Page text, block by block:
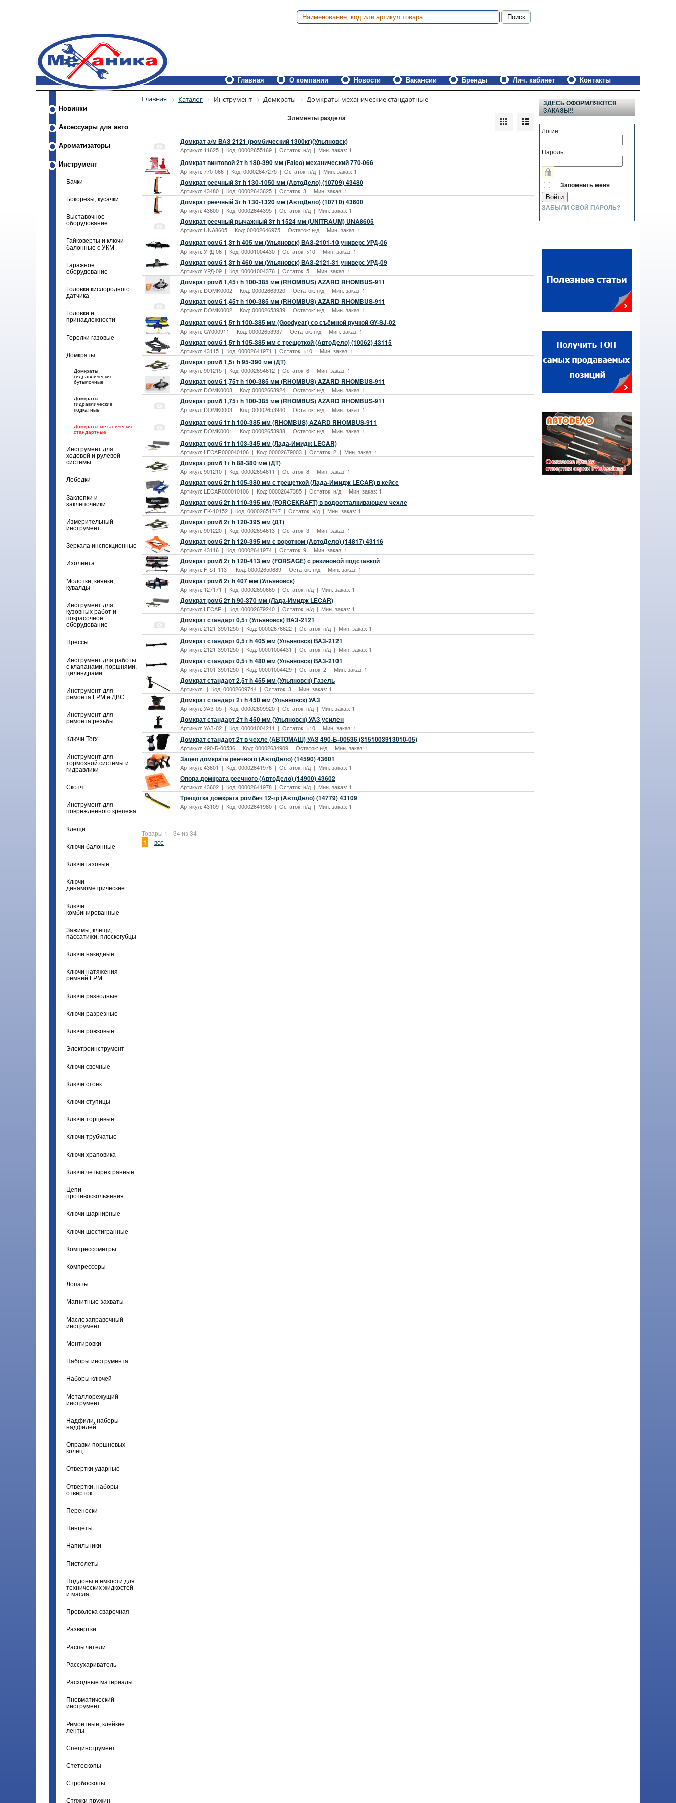
Главная О компании Новости Вакансии Бренды Лич. кабинет Контакты
Новинки
Аксессуары для авто
Ароматизаторы
Инструмент
Бачки
Бокорезы, кусачки
Выставочное
оборудование
Гайковерты и ключи
балонные с УКМ
Гаражное
оборудование
Головки кислородного
датчика
Головки и
принадлежности
Горелки газовые
Домкраты
Домкраты
гидравлические
бутылочные
Домкраты
гидравлические
подкатные
Домкраты механические
стандартные
Инструмент для
ходовой и рулевой
системы
Лебедки
Заклепки и
заклепочники
Измерительный
инструмент
Зеркала инспекционные
Изолента
Молотки, киянки,
кувалды
Инструмент для
кузовных работ и
покрасочное
оборудование
Прессы
Инструмент для работы
с клапанами, поршнями,
цилиндрами
Инструмент для
ремонта ГРМ и ДВС
Инструмент для
ремонта резьбы
Ключи Torx
Инструмент для
тормозной системы и
гидравлики
Скотч
Инструмент для
поврежденного крепежа
Клещи
Ключи балонные
Ключи газовые
Ключи
динамометрические
Ключи
комбинированные
Зажимы, клещи,
пассатижи, плоскогубцы
Ключи накидные
Ключи натяжения
ремней ГРМ
Ключи разводные
Ключи разрезные
Ключи рожковые
Электроинструмент
Ключи свечные
Ключи стоек
Ключи ступицы
Ключи торцевые
Ключи трубчатые
Ключи храповика
Ключи четырехгранные
Цепи
противоскольжения
Ключи шарнирные
Ключи шестигранные
Компрессометры
Компрессоры
Лопаты
Магнитные захваты
Маслозаправочный
инструмент
Монтировки
Наборы инструмента
Наборы ключей
Металлорежущий
инструмент
Надфили, наборы
надфилей
Оправки поршневых
колец
Отвертки ударные
Отвертки, наборы
отверток
Переноски
Пинцеты
Напильники
Пистолеты
Поддоны и емкости для
технических жидкостей
и масла
Проволока сварочная
Развертки
Распылители
Рассухариватель
Расходные материалы
Пневматический
инструмент
Ремонтные, клейкие
ленты
Специнструмент
Стетоскопы
Стробоскопы
Стяжки пружин
Главная Каталог Инструмент Домкраты Домкраты механические стандартные
Элементы раздела
Домкрат а/м ВАЗ 2121 (ромбический 1300кг)(Ульяновск)
Артикул: 11625 | Код: 00002655169 | Остаток: н/д | Мин. заказ: 1
Домкрат винтовой 2т h 180-390 мм (Falco) механический 770-066
Артикул: 770-066 | Код: 00002647275 | Остаток: н/д | Мин. заказ: 1
Домкрат реечный 3т h 130-1050 мм (АвтоДело) (10709) 43480
Артикул: 43480 | Код: 00002643625 | Остаток: 3 | Мин. заказ: 1
Домкрат реечный 3т h 130-1320 мм (АвтоДело) (10710) 43600
Артикул: 43600 | Код: 00002644395 | Остаток: н/д | Мин. заказ: 1
Домкрат реечный рычажный 3т h 1524 мм (UNITRAUM) UNA8605
Артикул: UNA8605 | Код: 00002646975 | Остаток: н/д | Мин. заказ: 1
Домкрат ромб 1,3т h 405 мм (Ульяновск) ВАЗ-2101-10 универс УРД-06
Артикул: УРД-06 | Код: 00001004430 | Остаток: >10 | Мин. заказ: 1
Домкрат ромб 1,3т h 460 мм (Ульяновск) ВАЗ-2121-31 универс УРД-09
Артикул: УРД-09 | Код: 00001004376 | Остаток: 5 | Мин. заказ: 1
Домкрат ромб 1,45т h 100-385 мм (RНOMBUS) AZARD RНOMBUS-911
Артикул: DOMK0002 | Код: 00002663920 | Остаток: н/д | Мин. заказ: 1
Домкрат ромб 1,45т h 100-385 мм (RНOMBUS) AZARD RНOMBUS-911
Артикул: DOMK0002 | Код: 00002653939 | Остаток: н/д | Мин. заказ: 1
Домкрат ромб 1,5т h 100-385 мм (Goodyear) со съёмной ручкой GY-SJ-02
Артикул: GY000911 | Код: 00002653937 | Остаток: н/д | Мин. заказ: 1
Домкрат ромб 1,5т h 105-385 мм с трещоткой (АвтоДело) (10062) 43115
Артикул: 43115 | Код: 00002641971 | Остаток: >10 | Мин. заказ: 1
Домкрат ромб 1,5т h 95-390 мм (ДТ)
Артикул: 901215 | Код: 00002654612 | Остаток: 6 | Мин. заказ: 1
Домкрат ромб 1,75т h 100-385 мм (RНOMBUS) AZARD RНOMBUS-911
Артикул: DOMK0003 | Код: 00002663924 | Остаток: н/д | Мин. заказ: 1
Домкрат ромб 1,75т h 100-385 мм (RНOMBUS) AZARD RНOMBUS-911
Артикул: DOMK0003 | Код: 00002653940 | Остаток: н/д | Мин. заказ: 1
Домкрат ромб 1т h 100-385 мм (RНOMBUS) AZARD RНOMBUS-911
Артикул: DOMK0001 | Код: 00002653938 | Остаток: н/д | Мин. заказ: 1
Домкрат ромб 1т h 103-345 мм (Лада-Имидж LECAR)
Артикул: LECAR000040106 | Код: 00002679003 | Остаток: 2 | Мин. заказ: 1
Домкрат ромб 1т h 88-380 мм (ДТ)
Артикул: 901210 | Код: 00002654611 | Остаток: 8 | Мин. заказ: 1
Домкрат ромб 2т h 105-380 мм с трещеткой (Лада-Имидж LECAR) в кейсе
Артикул: LECAR000010106 | Код: 00002647385 | Остаток: н/д | Мин. заказ: 1
Домкрат ромб 2т h 110-395 мм (FORCEKRAFT) в водоотталкивающем чехле
Артикул: FK-10152 | Код: 00002651747 | Остаток: н/д | Мин. заказ: 1
Домкрат ромб 2т h 120-395 мм (ДТ)
Артикул: 901220 | Код: 00002654613 | Остаток: 3 | Мин. заказ: 1
Домкрат ромб 2т h 120-395 мм с воротком (АвтоДело) (14817) 43116
Артикул: 43116 | Код: 00002641974 | Остаток: 9 | Мин. заказ: 1
Домкрат ромб 2т h 120-413 мм (FORSAGE) с резиновой подставкой
Артикул: F-ST-113 | Код: 00002650689 | Остаток: н/д | Мин. заказ: 1
Домкрат ромб 2т h 407 мм (Ульяновск)
Артикул: 127171 | Код: 00002650665 | Остаток: н/д | Мин. заказ: 1
Домкрат ромб 2т h 90-370 мм (Лада-Имидж LECAR)
Артикул: LECAR | Код: 00002679240 | Остаток: н/д | Мин. заказ: 1
Домкрат стандарт 0,5т (Ульяновск) ВАЗ-2121
Артикул: 2121-3901250 | Код: 00002676622 | Остаток: н/д | Мин. заказ: 1
Домкрат стандарт 0,5т h 405 мм (Ульяновск) ВАЗ-2121
Артикул: 2121-3901250 | Код: 00001004431 | Остаток: н/д | Мин. заказ: 1
Домкрат стандарт 0,5т h 480 мм (Ульяновск) ВАЗ-2101
Артикул: 2101-3901250 | Код: 00001004429 | Остаток: 2 | Мин. заказ: 1
Домкрат стандарт 2,5т h 455 мм (Ульяновск) Газель
Артикул: | Код: 00002609744 | Остаток: 3 | Мин. заказ: 1
Домкрат стандарт 2т h 450 мм (Ульяновск) УАЗ
Артикул: УАЗ-05 | Код: 00002609920 | Остаток: н/д | Мин. заказ: 1
Домкрат стандарт 2т h 450 мм (Ульяновск) УАЗ усилен
Артикул: УАЗ-02 | Код: 00001004211 | Остаток: >10 | Мин. заказ: 1
Домкрат стандарт 2т в чехле (АВТОМАШ) УАЗ 490-Б-00536 (3151003913010-05)
Артикул: 490-Б-00536 | Код: 00002634909 | Остаток: н/д | Мин. заказ: 1
Зацеп домкрата реечного (АвтоДело) (14590) 43601
Артикул: 43601 | Код: 00002641976 | Остаток: н/д | Мин. заказ: 1
Опора домкрата реечного (АвтоДело) (14900) 43602
Артикул: 43602 | Код: 00002641978 | Остаток: н/д | Мин. заказ: 1
Трещотка домкрата ромбич 12-гр (АвтоДело) (14779) 43109
Артикул: 43109 | Код: 00002641980 | Остаток: н/д | Мин. заказ: 1
Товары 1 - 34 из 34
1 | все
ЗДЕСЬ ОФОРМЛЯЮТСЯ
ЗАКАЗЫ!!
Логин:
Пароль:
Запомнить меня
ЗАБЫЛИ СВОЙ ПАРОЛЬ?